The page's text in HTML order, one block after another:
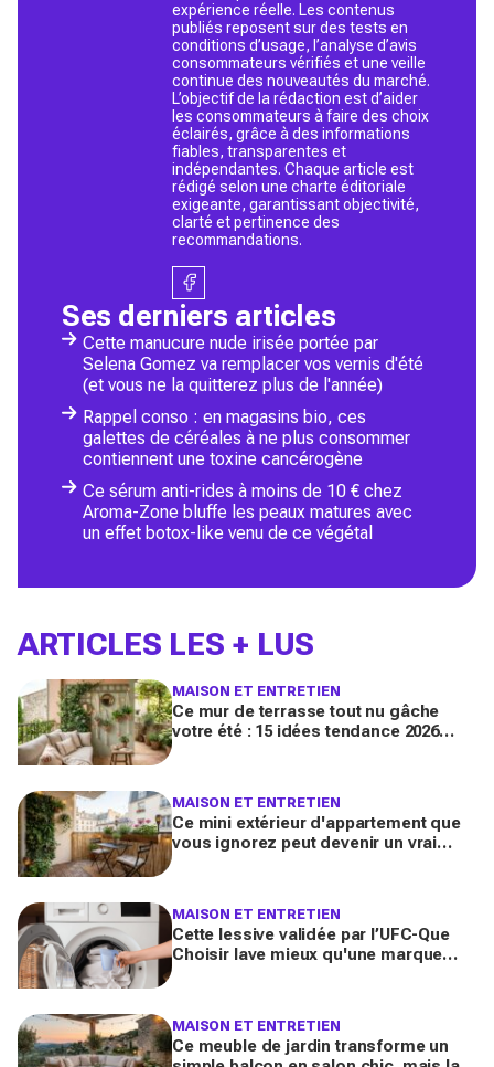
expérience réelle. Les contenus
publiés reposent sur des tests en
conditions d’usage, l’analyse d’avis
consommateurs vérifiés et une veille
continue des nouveautés du marché.
L’objectif de la rédaction est d’aider
les consommateurs à faire des choix
éclairés, grâce à des informations
fiables, transparentes et
indépendantes. Chaque article est
rédigé selon une charte éditoriale
exigeante, garantissant objectivité,
clarté et pertinence des
recommandations.
Ses derniers articles
Cette manucure nude irisée portée par
Selena Gomez va remplacer vos vernis d'été
(et vous ne la quitterez plus de l'année)
Rappel conso : en magasins bio, ces
galettes de céréales à ne plus consommer
contiennent une toxine cancérogène
Ce sérum anti-rides à moins de 10 € chez
Aroma-Zone bluffe les peaux matures avec
un effet botox-like venu de ce végétal
ARTICLES LES + LUS
MAISON ET ENTRETIEN
Ce mur de terrasse tout nu gâche
votre été : 15 idées tendance 2026
MAISON ET ENTRETIEN
Ce mini extérieur d'appartement que
vous ignorez peut devenir un vrai
MAISON ET ENTRETIEN
Cette lessive validée par l’UFC-Que
Choisir lave mieux qu'une marque
MAISON ET ENTRETIEN
Ce meuble de jardin transforme un